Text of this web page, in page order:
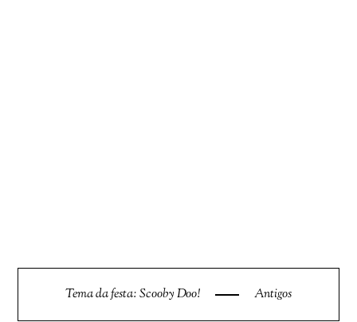
Tema da festa: Scooby Doo! Antigos